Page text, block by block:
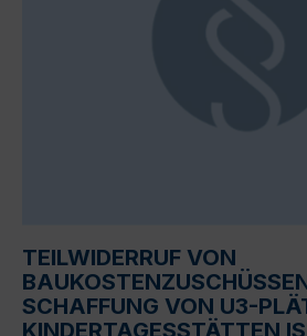
TEILWIDERRUF VON
SCHAFFUNG VON U3-
KINDERTAGESSTÄTTEN